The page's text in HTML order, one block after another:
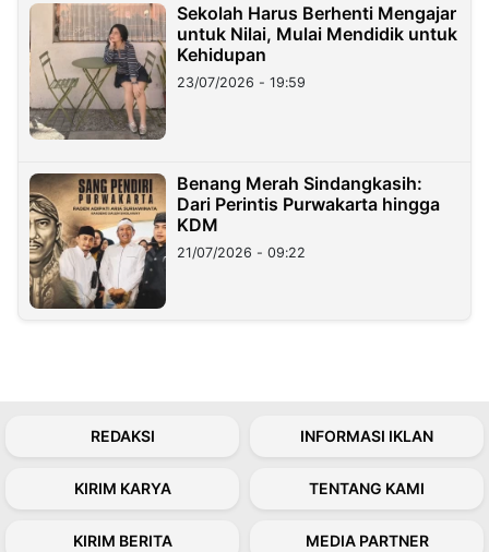
Sekolah Harus Berhenti Mengajar
untuk Nilai, Mulai Mendidik untuk
Kehidupan
23/07/2026 - 19:59
Benang Merah Sindangkasih:
Dari Perintis Purwakarta hingga
KDM
21/07/2026 - 09:22
REDAKSI INFORMASI IKLAN
KIRIM KARYA TENTANG KAMI
KIRIM BERITA MEDIA PARTNER